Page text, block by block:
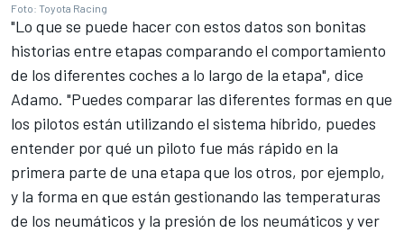
Foto: Toyota Racing
"Lo que se puede hacer con estos datos son bonitas
historias entre etapas comparando el comportamiento
de los diferentes coches a lo largo de la etapa", dice
Adamo. "Puedes comparar las diferentes formas en que
los pilotos están utilizando el sistema híbrido, puedes
entender por qué un piloto fue más rápido en la
primera parte de una etapa que los otros, por ejemplo,
y la forma en que están gestionando las temperaturas
de los neumáticos y la presión de los neumáticos y ver